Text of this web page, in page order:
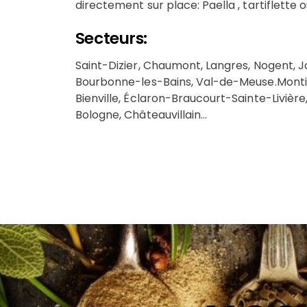
directement sur place: Paella , tartiflette
Secteurs:
Saint-Dizier, Chaumont, Langres, Nogent,
Bourbonne-les-Bains, Val-de-
Bienville, Éclaron-Braucourt-Sainte-
Bologne, Châteauvillain…